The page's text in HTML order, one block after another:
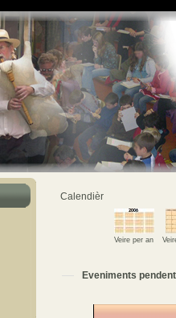
Calendièr
Veire per an
Eveniments pendent